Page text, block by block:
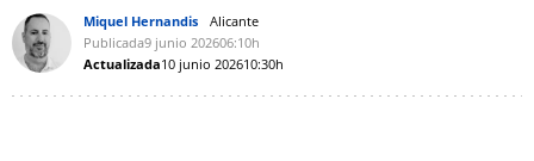
Miquel Hernandis
Alicante
Publicada9 junio 202606:10h
Actualizada10 junio 202610:30h